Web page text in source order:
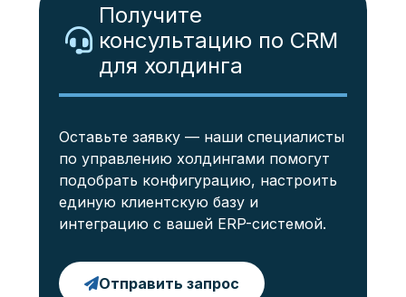
Получите
консультацию по CRM
для холдинга
Оставьте заявку — наши специалисты
по управлению холдингами помогут
подобрать конфигурацию, настроить
единую клиентскую базу и
интеграцию с вашей ERP-системой.
Отправить запрос